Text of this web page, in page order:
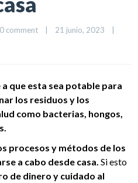
0 comment | 21 junio, 2023 |
que esta sea potable para
los residuos y los
como bacterias, hongos,
procesos y métodos de los
a cabo desde casa. Si esto
de dinero y cuidado al